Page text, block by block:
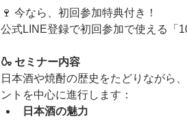
🍷 今なら、初回参加特典付き！
公式LINE登録で初回参加で使える「
🍶 セミナー内容
日本酒や焼酎の歴史をたどりながら
ントを中心に進行します：
日本酒の魅力